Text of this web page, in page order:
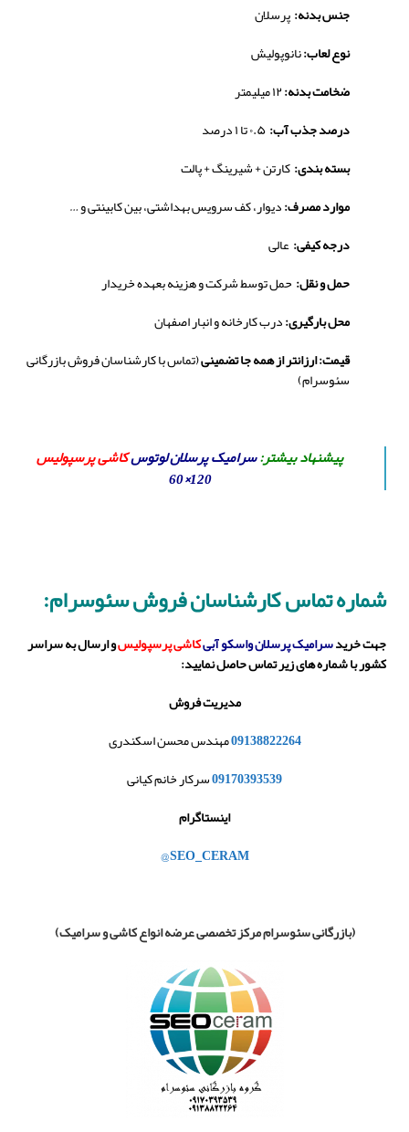
جنس بدنه:پرسلان
نوع لعاب:نانوپولیش
ضخامت بدنه:
درصد جذب آب:
بسته بندی:کارتن + شیرینگ + پالت
موارد مصرف:دیوار، کف سرویس بهداشتی، بین کابینتی و …
درجه کیفی:عالی
حمل و نقل: حمل توسط شرکت و هزینه بعهده خریدار
محل بارگیری:درب کارخانه و انبار اصفهان
قیمت: ارزانتر از همه جا تضمینی(تماس با کارشناسان فروش بازرگانی
سئوسرام)
پیشنهاد بیشتر:سرامیک پرسلان لوتوسکاشی پرسپولیس
120×60
شماره تماس کارشناسان فروش سئوسرام:
جهت خریدسرامیک پرسلان واسکو آبیکاشیپرسپولیسو ارسال به سراسر
کشور با شماره های زیر تماس حاصل نمایید:
مدیریت فروش
09138822264مهندس محسن اسکندری
09170393539سرکار خانم کیانی
اینستاگرام
SEO_CERAM
@
(بازرگانی سئوسرام مرکز تخصصی عرضه انواع کاشی و سرامیک)